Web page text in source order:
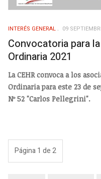
INTERÉS GENERAL 09
Convocatoria para
Ordinaria 2021
La CEHR convoca a los
Ordinaria para este 23 de
Nº 52 "Carlos Pellegrini".
Página 1 de 2